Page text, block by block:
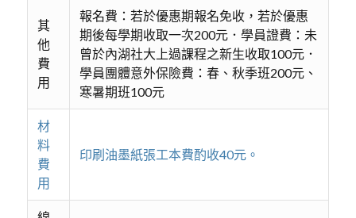
其
他
費
用
報名費：若於優惠期報名免收，若於優惠
期後每學期收取一次200元．學員證費：未
曾於內湖社大上過課程之新生收取100元．
學員團體意外保險費：春、秋季班200元、
寒暑期班100元
材
料
費
用
印刷油墨紙張工本費酌收40元。